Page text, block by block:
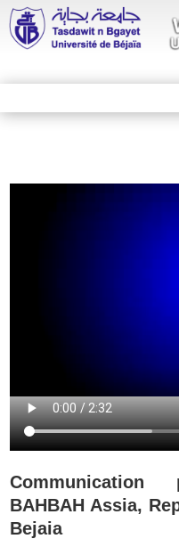
BAHBAH Assia,
Bejaia